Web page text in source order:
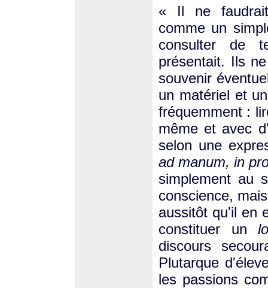
« Il ne
comme un
consulter de
présentait. Ils
souvenir
un matériel et
fréquemment :
même et avec
selon une
ad manum, in
simplement au
conscience,
aussitôt qu'il en
constituer un
discours
Plutarque
les passions